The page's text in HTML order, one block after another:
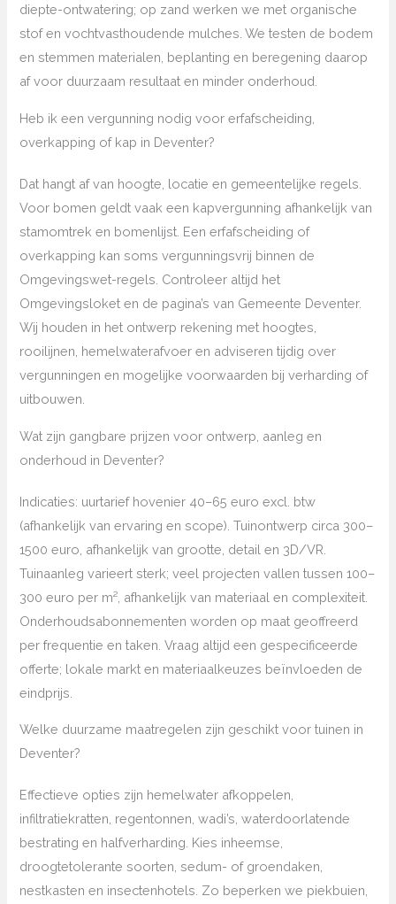
diepte-ontwatering; op zand werken we met organische
stof en vochtvasthoudende mulches. We testen de bodem
en stemmen materialen, beplanting en beregening daarop
af voor duurzaam resultaat en minder onderhoud.
Heb ik een vergunning nodig voor erfafscheiding,
overkapping of kap in Deventer?
Dat hangt af van hoogte, locatie en gemeentelijke regels.
Voor bomen geldt vaak een kapvergunning afhankelijk van
stamomtrek en bomenlijst. Een erfafscheiding of
overkapping kan soms vergunningsvrij binnen de
Omgevingswet-regels. Controleer altijd het
Omgevingsloket en de pagina’s van Gemeente Deventer.
Wij houden in het ontwerp rekening met hoogtes,
rooilijnen, hemelwaterafvoer en adviseren tijdig over
vergunningen en mogelijke voorwaarden bij verharding of
uitbouwen.
Wat zijn gangbare prijzen voor ontwerp, aanleg en
onderhoud in Deventer?
Indicaties: uurtarief hovenier 40–65 euro excl. btw
(afhankelijk van ervaring en scope). Tuinontwerp circa 300–
1500 euro, afhankelijk van grootte, detail en 3D/VR.
Tuinaanleg varieert sterk; veel projecten vallen tussen 100–
300 euro per m², afhankelijk van materiaal en complexiteit.
Onderhoudsabonnementen worden op maat geoffreerd
per frequentie en taken. Vraag altijd een gespecificeerde
offerte; lokale markt en materiaalkeuzes beïnvloeden de
eindprijs.
Welke duurzame maatregelen zijn geschikt voor tuinen in
Deventer?
Effectieve opties zijn hemelwater afkoppelen,
infiltratiekratten, regentonnen, wadi’s, waterdoorlatende
bestrating en halfverharding. Kies inheemse,
droogtetolerante soorten, sedum- of groendaken,
nestkasten en insectenhotels. Zo beperken we piekbuien,